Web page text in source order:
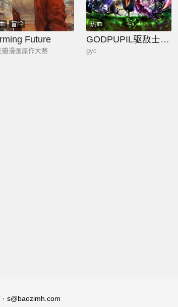
冒险
Future
瓣漫画原作大赛
热血
GODPUPIL驱敌士之眼
gyc
· s@baozimh.com